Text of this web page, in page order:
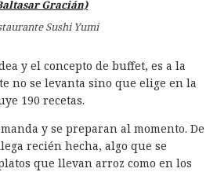
Sushi Yumi
y el concepto de buffet, es a la
no se levanta sino que elige en la
190 recetas.
y se preparan al momento. De
recién hecha, algo que se
que llevan arroz como en los